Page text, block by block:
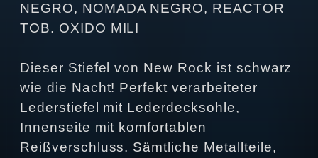
NEGRO, NOMADA NEGRO, REACTOR
TOB. OXIDO MILI
Dieser Stiefel von New Rock ist schwarz
wie die Nacht! Perfekt verarbeiteter
Lederstiefel mit Lederdecksohle,
Innenseite mit komfortablen
Reißverschluss. Sämtliche Metallteile,